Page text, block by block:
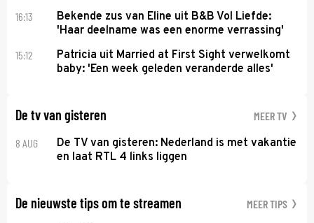
16:13
Bekende zus van Eline uit B&B Vol Liefde:
'Haar deelname was een enorme verrassing'
15:12
Patricia uit Married at First Sight verwelkomt
baby: 'Een week geleden veranderde alles'
De tv van gisteren MEER TV
8 AUG
De TV van gisteren: Nederland is met vakantie
en laat RTL 4 links liggen
De nieuwste tips om te streamen MEER TIPS